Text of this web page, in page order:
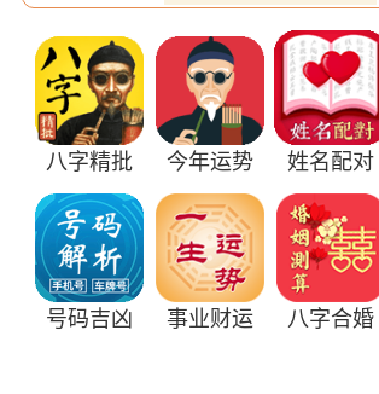
八字精批 今年运势 姓名配对
号码吉凶 事业财运 八字合婚